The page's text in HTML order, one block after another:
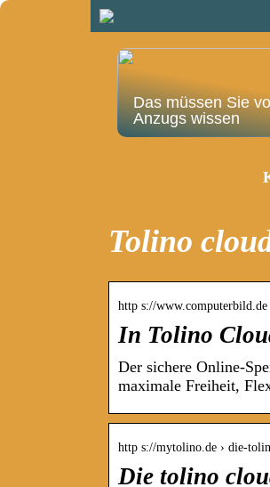
Das müssen Sie
Anzugs wissen
Tolino
http s://
In Tolino
Der sichere Online-
maximale Freiheit,
http s://mytolino.de › die-
Die tolino